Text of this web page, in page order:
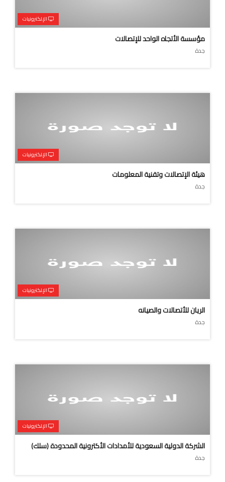
الإلكترونيات
مؤسسة الأتجاه الواحد للإتصالات
جدة
الإلكترونيات
هيئة الإتصالات وتقنية المعلومات
جدة
الإلكترونيات
الريان للأتصالات والصيانه
جدة
الإلكترونيات
الشركة الدولية السعودية للأمدادات الأكترونية المحدودة (سلك)
جدة